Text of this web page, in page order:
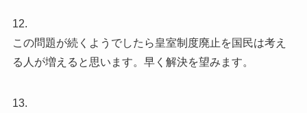
12.
この問題が続くようでしたら皇室制度廃止を国民は考え
る人が増えると思います。早く解決を望みます。
13.